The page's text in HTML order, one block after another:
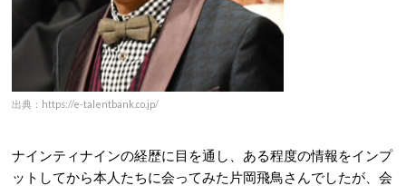
出典：https://e-talentbank.co.jp/
ナインティナインの経歴に目を通し、ある程度の情報をインプ
ットしてから本人たちに会ってみた片岡飛鳥さんでしたが、会